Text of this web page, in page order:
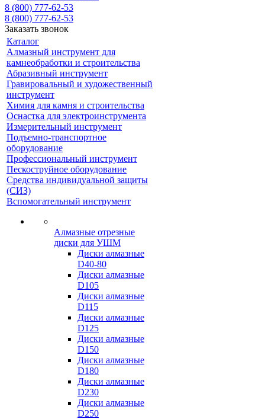
8 (800) 777-62-53
8 (800) 777-62-53
Заказать звонок
Каталог
Алмазный инструмент для
камнеобработки и строительства
Абразивный инструмент
Гравировальный и художественный
инструмент
Химия для камня и строительства
Оснастка для электроинструмента
Измерительный инструмент
Подъемно-транспортное
оборудование
Профессиональный инструмент
Пескоструйное оборудование
Средства индивидуальной защиты
(СИЗ)
Вспомогательный инструмент
Алмазные отрезные
диски для УШМ
Диски алмазные
D40-80
Диски алмазные
D105
Диски алмазные
D115
Диски алмазные
D125
Диски алмазные
D150
Диски алмазные
D180
Диски алмазные
D230
Диски алмазные
D250